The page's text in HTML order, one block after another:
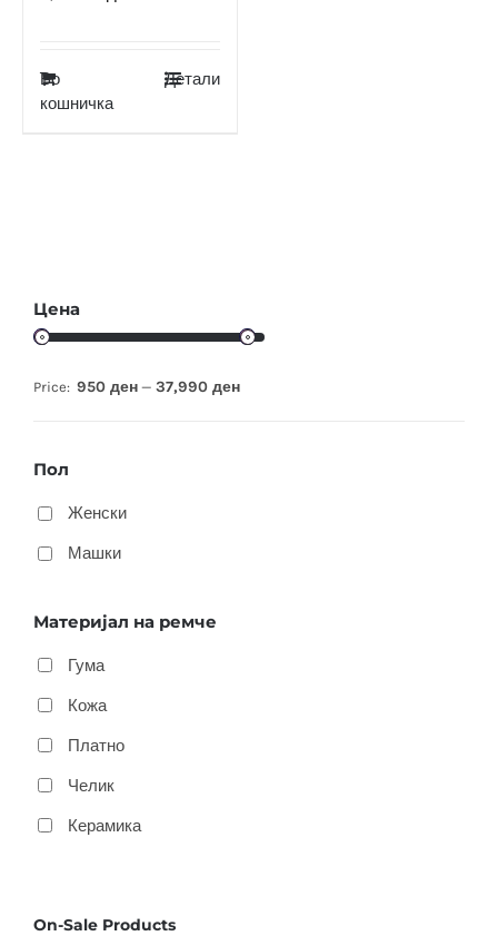
Во
кошничка
Детали
Цена
Price: 950 ден — 37,990 ден
Пол
Женски
Машки
Материјал на ремче
Гума
Кожа
Платно
Челик
Керамика
On-Sale Products